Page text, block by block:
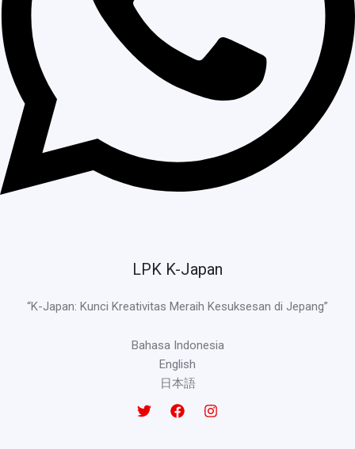
LPK K-Japan
“K-Japan: Kunci Kreativitas Meraih Kesuksesan di Jepang”
Bahasa Indonesia
English
日本語